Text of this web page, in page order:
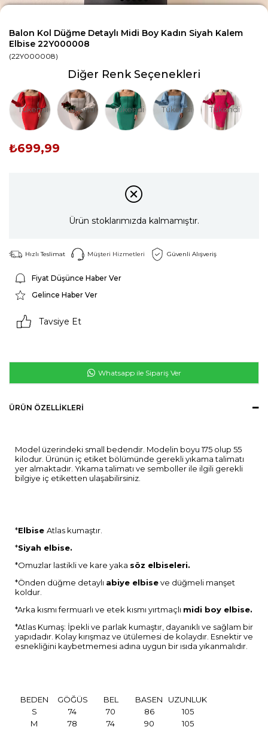
Balon Kol Düğme Detaylı Midi Boy Kadın Siyah Kalem
Elbise 22Y000008
(22Y000008)
Diğer Renk Seçenekleri
Tükendi Tükendi Tükendi Tükendi Tükendi
₺699,99
Ürün stoklarımızda kalmamıştır.
Hızlı Teslimat Müşteri Hizmetleri Güvenli Alışveriş
Fiyat Düşünce Haber Ver
Gelince Haber Ver
Tavsiye Et
Whatsapp ile Sipariş Ver
ÜRÜN ÖZELLIKLERI
Model üzerindeki small bedendir. Modelin boyu 175 olup 55
kilodur. Ürünün iç etiket bölümünde gerekli yıkama talimatı
yer almaktadır. Yıkama talimatı ve semboller ile ilgili gerekli
bilgiye iç etiketten ulaşabilirsiniz.
*Elbise Atlas kumaştır.
*Siyah elbise.
*Omuzlar lastikli ve kare yaka söz elbiseleri.
*Önden düğme detaylı abiye elbiseve düğmeli manşet
koldur.
*Arka kısmı fermuarlı ve etek kısmı yırtmaçlı midi boy elbise.
*Atlas Kumaş: İpekli ve parlak kumaştır, dayanıklı ve sağlam bir
yapıdadır. Kolay kırışmaz ve ütülemesi de kolaydır. Esnektir ve
esnekliğini kaybetmemesi adına uygun bir ısıda yıkanmalıdır.
BEDEN GÖĞÜS BEL BASEN
UZUNLUK
S
74 70 86
105
M
78 74 90 105